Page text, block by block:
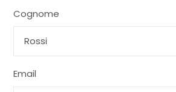
Cognome
Email